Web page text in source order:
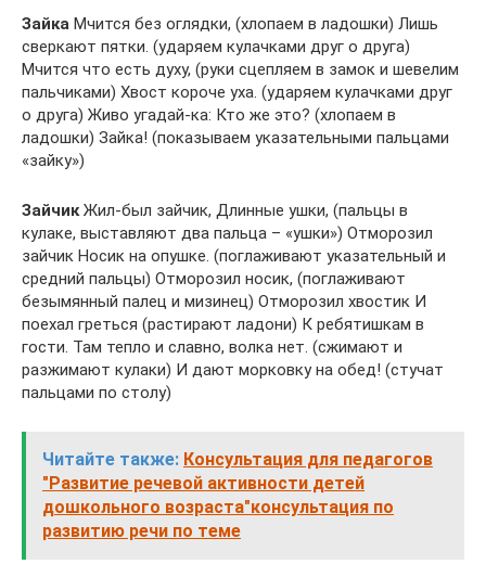
Зайка Мчится без оглядки, (хлопаем в ладошки) Лишь
сверкают пятки. (ударяем кулачками друг о друга)
Мчится что есть духу, (руки сцепляем в замок и шевелим
пальчиками) Хвост короче уха. (ударяем кулачками друг
о друга) Живо угадай-ка: Кто же это? (хлопаем в
ладошки) Зайка! (показываем указательными пальцами
«зайку»)
ЗайчикЖил-был зайчик, Длинные ушки, (пальцы в
кулаке, выставляют два пальца – «ушки») Отморозил
зайчик Носик на опушке. (поглаживают указательный и
средний пальцы) Отморозил носик, (поглаживают
безымянный палец и мизинец) Отморозил хвостик И
поехал греться (растирают ладони) К ребятишкам в
гости. Там тепло и славно, волка нет. (сжимают и
разжимают кулаки) И дают морковку на обед! (стучат
пальцами по столу)
Читайте также: Консультация для педагогов
"Развитие речевой активности детей
дошкольного возраста"консультация по
развитию речи по теме